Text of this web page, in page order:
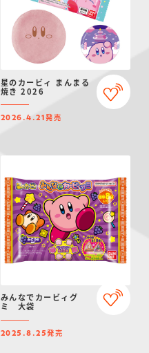
星のカービィ まんまる
焼き 2026
2026.4.21発売
みんなでカービィグ
ミ 大袋
2025.8.25発売